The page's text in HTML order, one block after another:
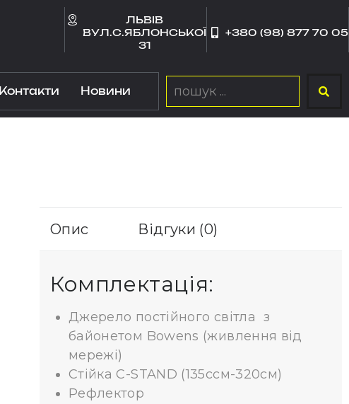
ЛЬВІВ
ВУЛ.С.ЯБЛОНСЬКОЇ
31
+380 (98) 877 70 05
Контакти Новини
Опис Відгуки (0)
Комплектація:
Джерело постійного світла з
байонетом Bowens (живлення від
мережі)
Стійка C-STAND (135cсм-320см)
Рефлектор